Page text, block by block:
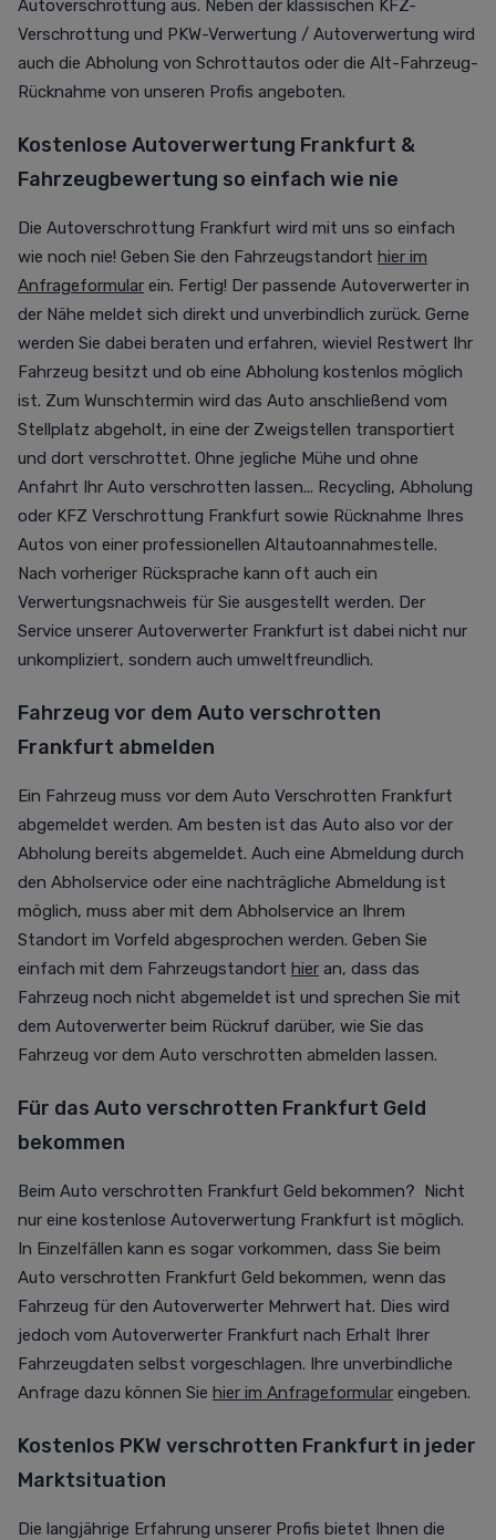
Autoverschrottung aus. Neben der klassischen KFZ-
Verschrottung und PKW-Verwertung / Autoverwertung wird
auch die Abholung von Schrottautos oder die Alt-Fahrzeug-
Rücknahme von unseren Profis angeboten.
Kostenlose Autoverwertung Frankfurt &
Fahrzeugbewertung so einfach wie nie
Die Autoverschrottung Frankfurt wird mit uns so einfach
wie noch nie! Geben Sie den Fahrzeugstandort hier im
Anfrageformular ein. Fertig! Der passende Autoverwerter in
der Nähe meldet sich direkt und unverbindlich zurück. Gerne
werden Sie dabei beraten und erfahren, wieviel Restwert Ihr
Fahrzeug besitzt und ob eine Abholung kostenlos möglich
ist. Zum Wunschtermin wird das Auto anschließend vom
Stellplatz abgeholt, in eine der Zweigstellen transportiert
und dort verschrottet. Ohne jegliche Mühe und ohne
Anfahrt Ihr Auto verschrotten lassen... Recycling, Abholung
oder KFZ Verschrottung Frankfurt sowie Rücknahme Ihres
Autos von einer professionellen Altautoannahmestelle.
Nach vorheriger Rücksprache kann oft auch ein
Verwertungsnachweis für Sie ausgestellt werden. Der
Service unserer Autoverwerter Frankfurt ist dabei nicht nur
unkompliziert, sondern auch umweltfreundlich.
Fahrzeug vor dem Auto verschrotten
Frankfurt abmelden
Ein Fahrzeug muss vor dem Auto Verschrotten Frankfurt
abgemeldet werden. Am besten ist das Auto also vor der
Abholung bereits abgemeldet. Auch eine Abmeldung durch
den Abholservice oder eine nachträgliche Abmeldung ist
möglich, muss aber mit dem Abholservice an Ihrem
Standort im Vorfeld abgesprochen werden. Geben Sie
einfach mit dem Fahrzeugstandort hier an, dass das
Fahrzeug noch nicht abgemeldet ist und sprechen Sie mit
dem Autoverwerter beim Rückruf darüber, wie Sie das
Fahrzeug vor dem Auto verschrotten abmelden lassen.
Für das Auto verschrotten Frankfurt Geld
bekommen
Beim Auto verschrotten Frankfurt Geld bekommen? Nicht
nur eine kostenlose Autoverwertung Frankfurt ist möglich.
In Einzelfällen kann es sogar vorkommen, dass Sie beim
Auto verschrotten Frankfurt Geld bekommen, wenn das
Fahrzeug für den Autoverwerter Mehrwert hat. Dies wird
jedoch vom Autoverwerter Frankfurt nach Erhalt Ihrer
Fahrzeugdaten selbst vorgeschlagen. Ihre unverbindliche
Anfrage dazu können Sie hier im Anfrageformular eingeben.
Kostenlos PKW verschrotten Frankfurt in jeder
Marktsituation
Die langjährige Erfahrung unserer Profis bietet Ihnen die